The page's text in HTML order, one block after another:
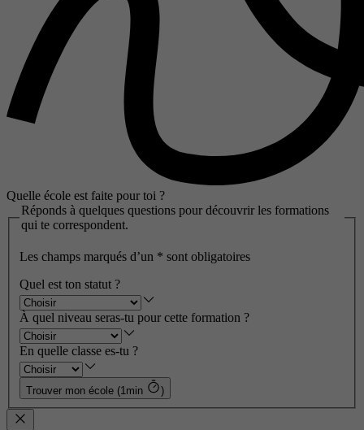
Quelle école est faite pour toi ?
Réponds à quelques questions pour découvrir les formations
qui te correspondent.
Les champs marqués d’un * sont obligatoires
Quel est ton statut ?
À quel niveau seras-tu pour cette formation ?
En quelle classe es-tu ?
Trouver mon école (1min )